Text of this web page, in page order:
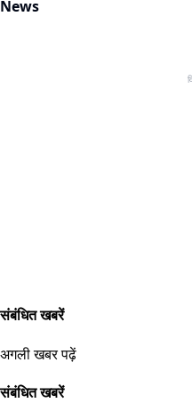
News
संबंधित खबरें
अगली खबर पढ़ें
संबंधित खबरें